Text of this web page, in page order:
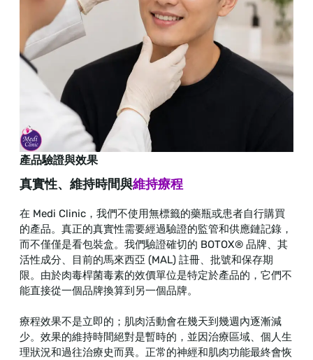
產品驗證與效果
真實性、維持時間與維持療程
在 Medi Clinic，我們不使用無標籤的藥瓶或患者自行購買
的產品。真正的真實性需要經過驗證的監管和供應鏈記錄，
而不僅僅是看包裝盒。我們驗證確切的 BOTOX® 品牌、其
活性成分、目前的馬來西亞 (MAL) 註冊、批號和保存期
限。由於肉毒桿菌毒素的效價單位是特定於產品的，它們不
能直接從一個品牌換算到另一個品牌。
療程效果不是立即的；肌肉活動會在幾天到幾週內逐漸減
少。效果的維持時間絕對是暫時的，並因治療區域、個人生
理狀況和過往治療史而異。正常的神經和肌肉功能最終會恢